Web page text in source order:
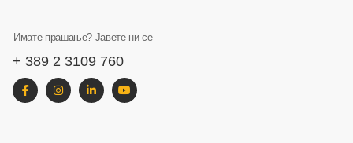
Имате прашање? Јавете ни се
+ 389 2 3109 760